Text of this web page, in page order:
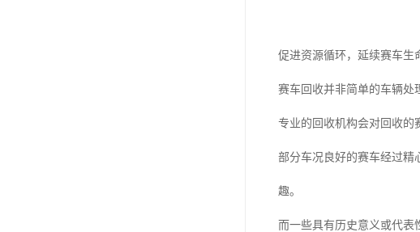
促进资源循环，延续赛车生
赛车回收并非简单的车辆处
专业的回收机构会对回收的
部分车况良好的赛车经过精
趣。
而一些具有历史意义或代